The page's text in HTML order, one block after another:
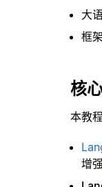
大
框
核
本教
增